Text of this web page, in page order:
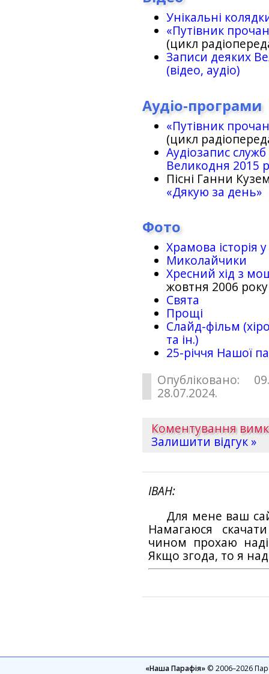
Унікальні
«Путівник
(цикл
Записи деяких
(відео, аудіо)
Аудіо-програми
«Путівник
(цикл
Аудіозапис
Великодня 2015
Пісні Ганни
«Дякую за день»
Фото
Храмова історія
Миколайчики
Хресний хід з
жовтня 2006 року
Свята
Прощі
Слайд-фільм
та ін.)
25-рiччя Нашої
Опубліковано:
28.07.2024.
Коментування
Залишити відгук »
ІВАН
Для мене ваш
Намагаюся
чином прохаю
Якщо згода, то я
«Наша Парафія»© 2006–2026